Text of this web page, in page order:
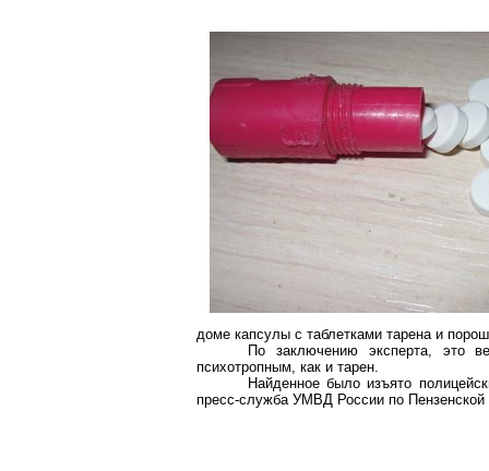
доме капсулы с таблетками таренаи
По заключению эксперта, это
психотропным, как и тарен.
Найденное было изъято
пресс-служба УМВД России по Пензенской